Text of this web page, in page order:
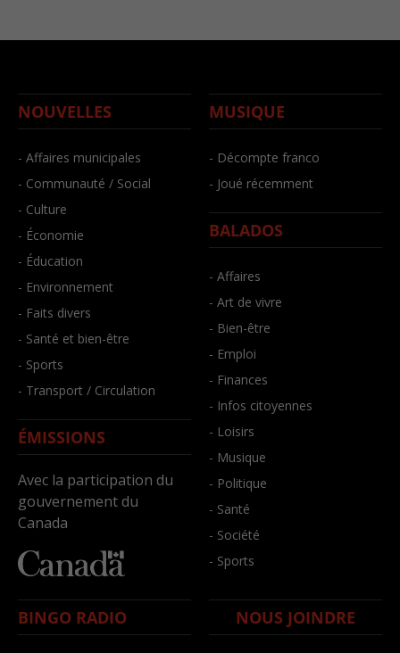
NOUVELLES
- Affaires municipales
- Communauté / Social
- Culture
- Économie
- Éducation
- Environnement
- Faits divers
- Santé et bien-être
- Sports
- Transport / Circulation
ÉMISSIONS
Avec la participation du
gouvernement du
Canada
MUSIQUE
- Décompte franco
- Joué récemment
BALADOS
- Affaires
- Art de vivre
- Bien-être
- Emploi
- Finances
- Infos citoyennes
- Loisirs
- Musique
- Politique
- Santé
- Société
- Sports
BINGO RADIO NOUS JOINDRE